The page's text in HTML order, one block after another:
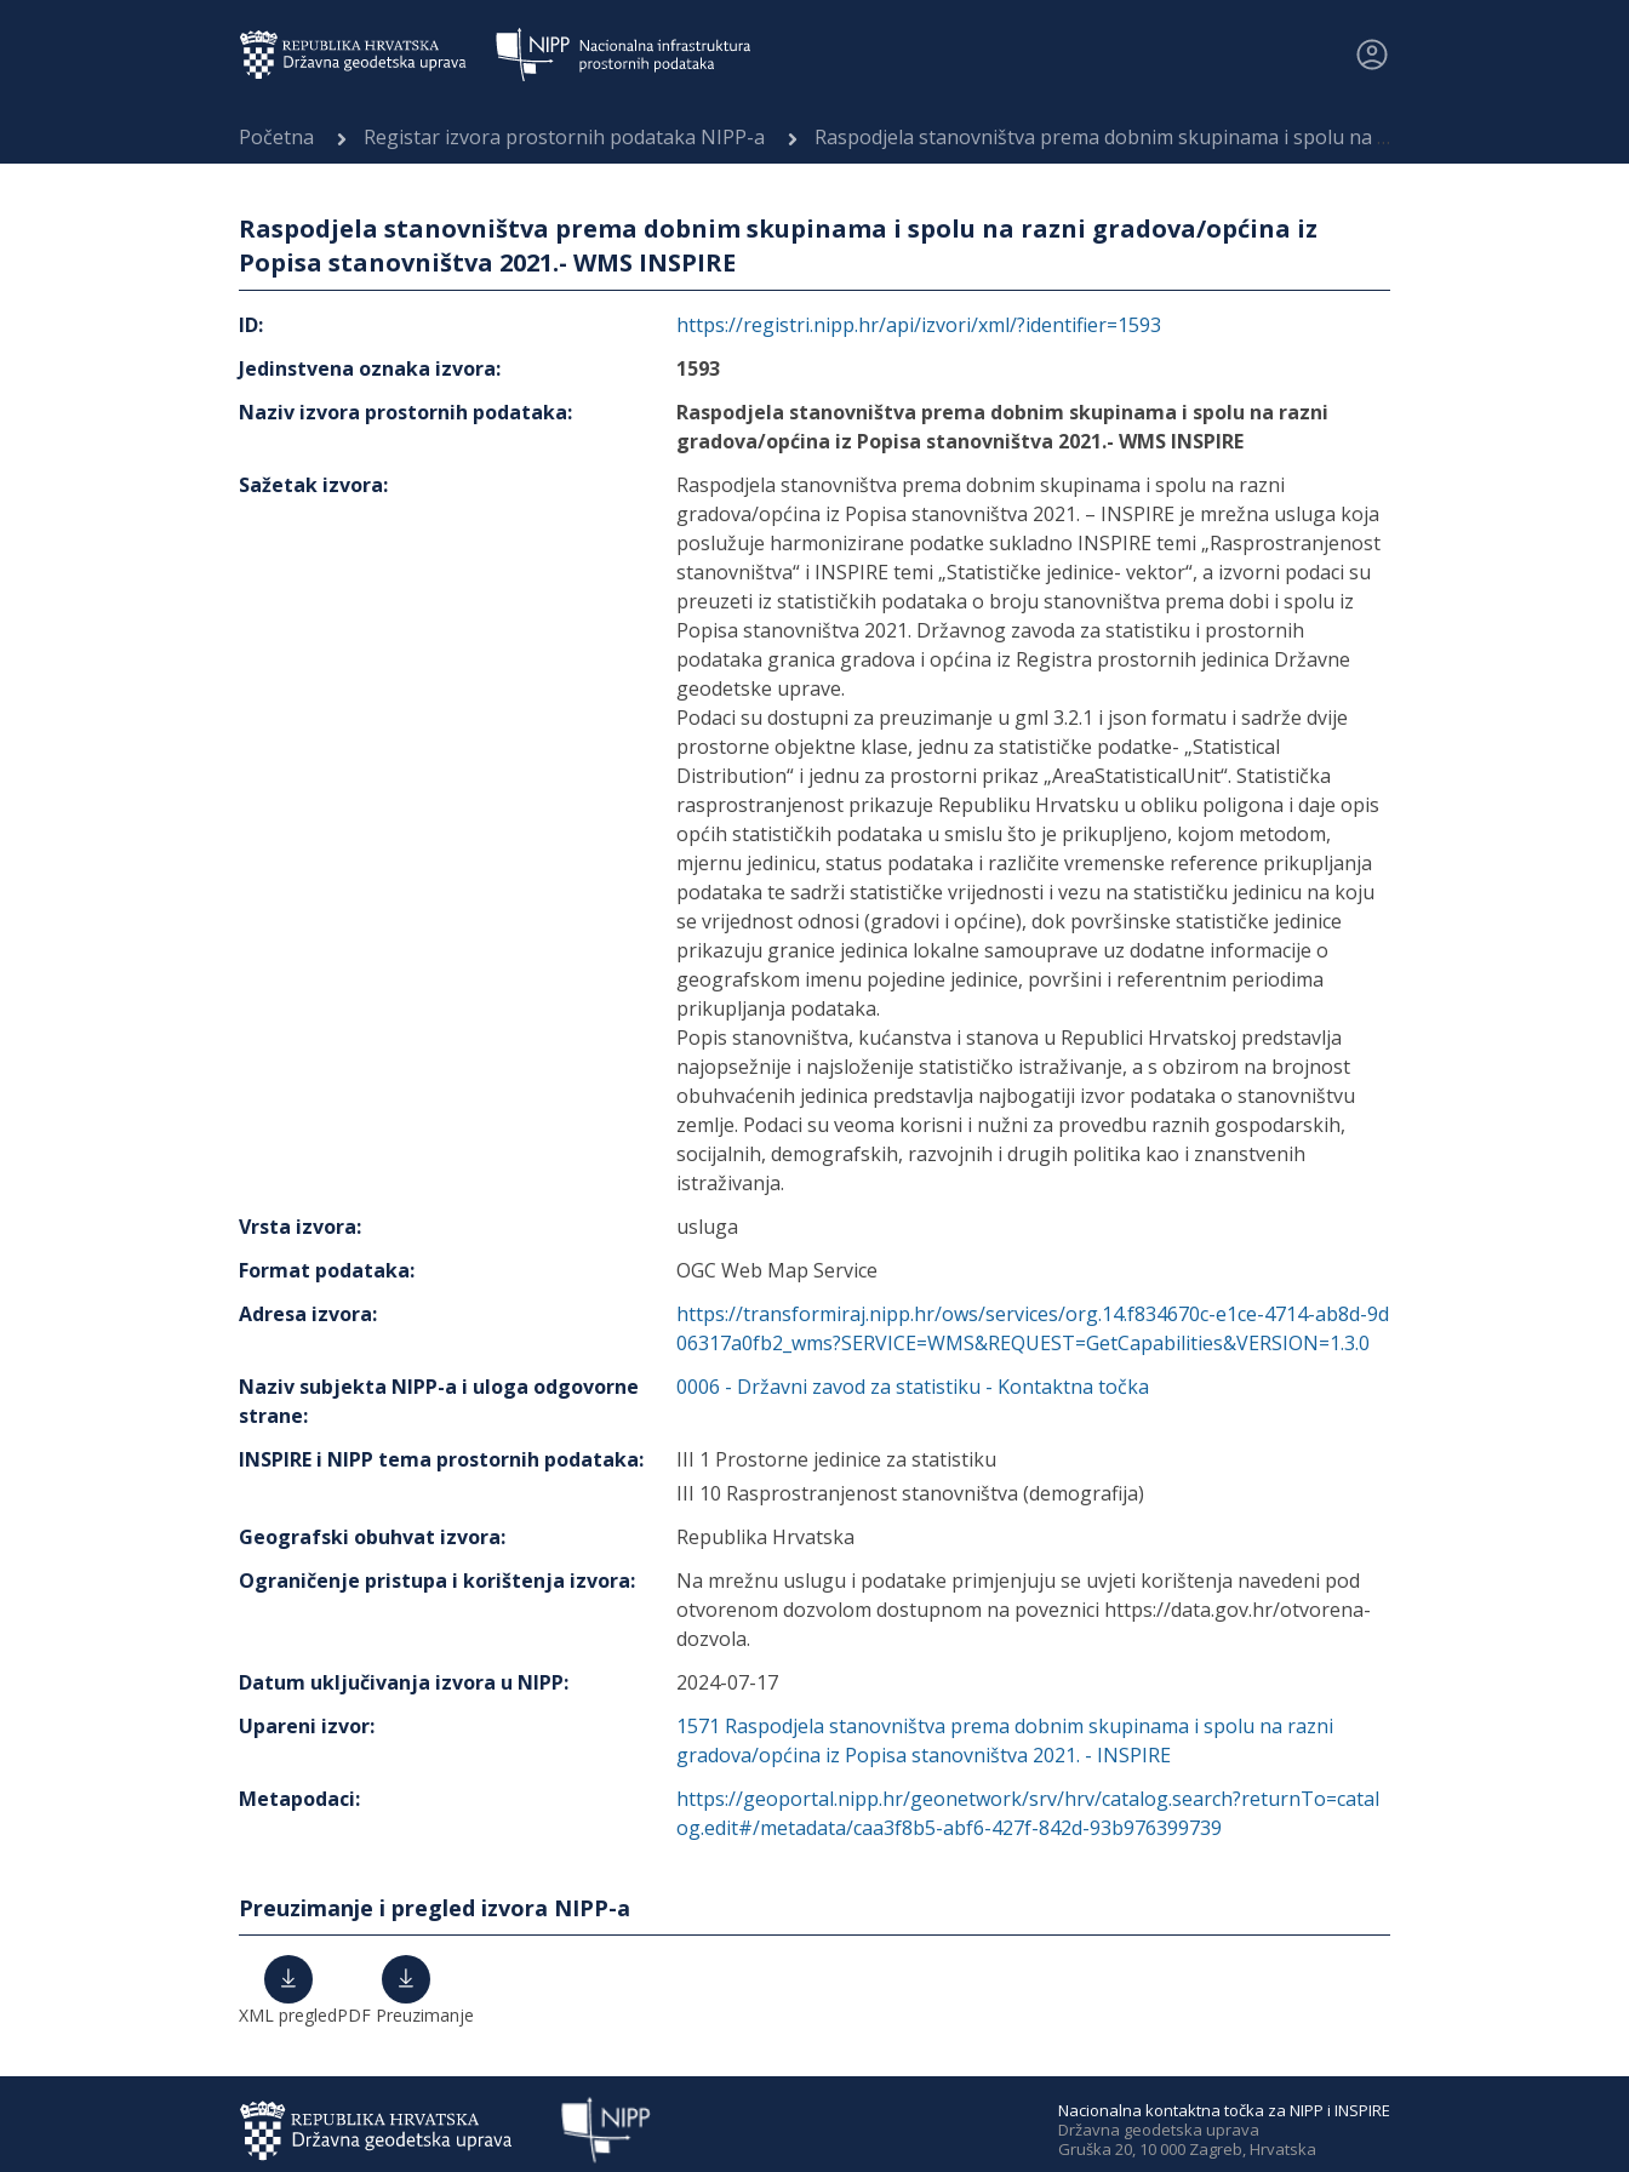
Početna Registar izvora prostornih podataka NIPP-a Raspodjela stanovništva prema dobnim skupinama i spolu na razni gradova/općina iz Popisa stanovništva 2021.- WMS INSPIRE
Raspodjela stanovništva prema dobnim skupinama i spolu na razni gradova/općina iz
Popisa stanovništva 2021.- WMS INSPIRE
ID:
https://registri.nipp.hr/api/izvori/xml/?identifier=1593
Jedinstvena oznaka izvora:
1593
Naziv izvora prostornih podataka:
Raspodjela stanovništva prema dobnim skupinama i spolu na razni
gradova/općina iz Popisa stanovništva 2021.- WMS INSPIRE
Sažetak izvora:
Raspodjela stanovništva prema dobnim skupinama i spolu na razni
gradova/općina iz Popisa stanovništva 2021. – INSPIRE je mrežna usluga koja
poslužuje harmonizirane podatke sukladno INSPIRE temi „Rasprostranjenost
stanovništva“ i INSPIRE temi „Statističke jedinice- vektor“, a izvorni podaci su
preuzeti iz statističkih podataka o broju stanovništva prema dobi i spolu iz
Popisa stanovništva 2021. Državnog zavoda za statistiku i prostornih
podataka granica gradova i općina iz Registra prostornih jedinica Državne
geodetske uprave.
Podaci su dostupni za preuzimanje u gml 3.2.1 i json formatu i sadrže dvije
prostorne objektne klase, jednu za statističke podatke- „Statistical
Distribution“ i jednu za prostorni prikaz „AreaStatisticalUnit“. Statistička
rasprostranjenost prikazuje Republiku Hrvatsku u obliku poligona i daje opis
općih statističkih podataka u smislu što je prikupljeno, kojom metodom,
mjernu jedinicu, status podataka i različite vremenske reference prikupljanja
podataka te sadrži statističke vrijednosti i vezu na statističku jedinicu na koju
se vrijednost odnosi (gradovi i općine), dok površinske statističke jedinice
prikazuju granice jedinica lokalne samouprave uz dodatne informacije o
geografskom imenu pojedine jedinice, površini i referentnim periodima
prikupljanja podataka.
Popis stanovništva, kućanstva i stanova u Republici Hrvatskoj predstavlja
najopsežnije i najsloženije statističko istraživanje, a s obzirom na brojnost
obuhvaćenih jedinica predstavlja najbogatiji izvor podataka o stanovništvu
zemlje. Podaci su veoma korisni i nužni za provedbu raznih gospodarskih,
socijalnih, demografskih, razvojnih i drugih politika kao i znanstvenih
istraživanja.
Vrsta izvora:
usluga
Format podataka:
OGC Web Map Service
Adresa izvora:
https://transformiraj.nipp.hr/ows/services/org.14.f834670c-e1ce-4714-ab8d-9d
06317a0fb2_wms?SERVICE=WMS&REQUEST=GetCapabilities&VERSION=1.3.0
Naziv subjekta NIPP-a i uloga odgovorne
strane:
0006 - Državni zavod za statistiku - Kontaktna točka
INSPIRE i NIPP tema prostornih podataka:
III 1 Prostorne jedinice za statistiku
III 10 Rasprostranjenost stanovništva (demografija)
Geografski obuhvat izvora:
Republika Hrvatska
Ograničenje pristupa i korištenja izvora:
Na mrežnu uslugu i podatake primjenjuju se uvjeti korištenja navedeni pod
otvorenom dozvolom dostupnom na poveznici https://data.gov.hr/otvorena-
dozvola.
Datum uključivanja izvora u NIPP:
2024-07-17
Upareni izvor: 1571 Raspodjela stanovništva prema dobnim skupinama i spolu na razni
gradova/općina iz Popisa stanovništva 2021. - INSPIRE
Metapodaci:
https://geoportal.nipp.hr/geonetwork/srv/hrv/catalog.search?returnTo=catal
og.edit#/metadata/caa3f8b5-abf6-427f-842d-93b976399739
Preuzimanje i pregled izvora NIPP-a
XML pregledPDF Preuzimanje
Nacionalna kontaktna točka za NIPP i INSPIRE
Državna geodetska uprava
Gruška 20, 10 000 Zagreb, Hrvatska